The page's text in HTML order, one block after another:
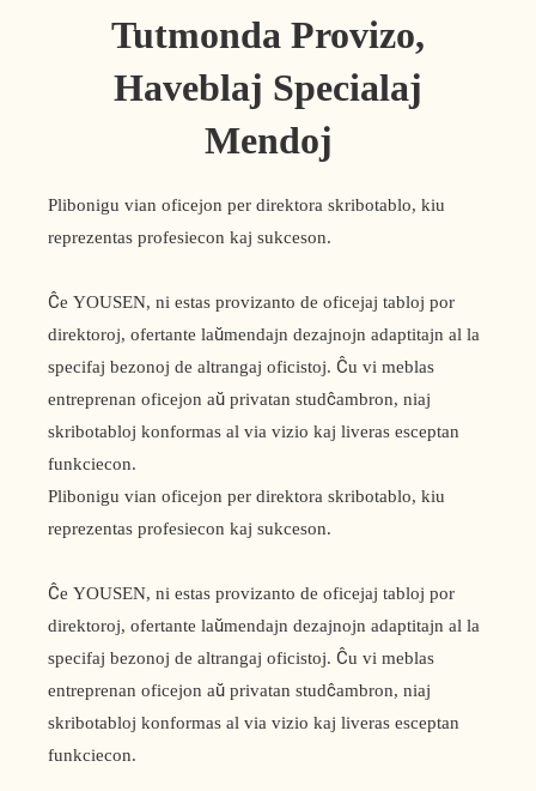
Tutmonda Provizo,
Haveblaj Specialaj
Mendoj
Plibonigu vian oficejon per direktora skribotablo, kiu
reprezentas profesiecon kaj sukceson.
Ĉe YOUSEN, ni estas provizanto de oficejaj tabloj por
direktoroj, ofertante laŭmendajn dezajnojn adaptitajn al la
specifaj bezonoj de altrangaj oficistoj. Ĉu vi meblas
entreprenan oficejon aŭ privatan studĉambron, niaj
skribotabloj konformas al via vizio kaj liveras esceptan
funkciecon.
Plibonigu vian oficejon per direktora skribotablo, kiu
reprezentas profesiecon kaj sukceson.
Ĉe YOUSEN, ni estas provizanto de oficejaj tabloj por
direktoroj, ofertante laŭmendajn dezajnojn adaptitajn al la
specifaj bezonoj de altrangaj oficistoj. Ĉu vi meblas
entreprenan oficejon aŭ privatan studĉambron, niaj
skribotabloj konformas al via vizio kaj liveras esceptan
funkciecon.